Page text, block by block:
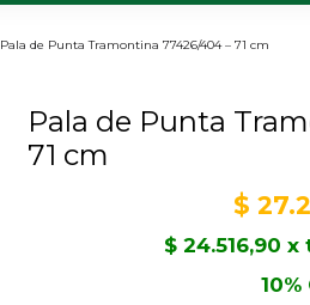
Pala de Punta Tramontina 77426/404 – 71 cm
Pala de Punta
71 cm
$
$24.516,90 x
10%